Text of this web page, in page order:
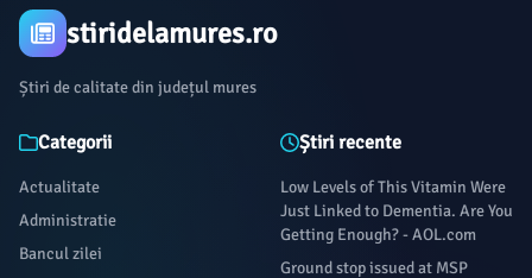
stiridelamures.ro
Știri de calitate din județul mures
Categorii
Actualitate
Administratie
Bancul zilei
Știri recente
Low Levels of This Vitamin Were
Just Linked to Dementia. Are You
Getting Enough? - AOL.com
Ground stop issued at MSP